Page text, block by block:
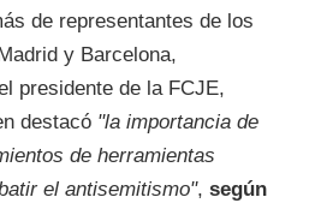
de representantes de los
y Barcelona,
presidente de la FCJE,
destacó "la importancia de
de herramientas
el antisemitismo", según